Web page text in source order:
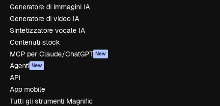
Generatore di immagini IA
Generatore di video IA
Sintetizzatore vocale IA
Contenuti stock
MCP per Claude/ChatGPT New
Agenti New
API
App mobile
Tutti gli strumenti Magnific